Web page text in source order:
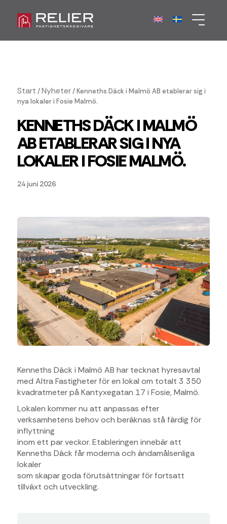
Start / Nyheter / Kenneths Däck i Malmö AB etablerar sig i
nya lokaler i Fosie Malmö.
KENNETHS DÄCK I MALMÖ
AB ETABLERAR SIG I NYA
LOKALER I FOSIE MALMÖ.
24 juni 2026
Kenneths Däck i Malmö AB har tecknat hyresavtal
med Altra Fastigheter för en lokal om totalt 3 350
kvadratmeter på Kantyxegatan 17 i Fosie, Malmö.
Lokalen kommer nu att anpassas efter
verksamhetens behov och beräknas stå färdig för
inflyttning
inom ett par veckor. Etableringen innebär att
Kenneths Däck får moderna och ändamålsenliga
lokaler
som skapar goda förutsättningar för fortsatt
tillväxt och utveckling.